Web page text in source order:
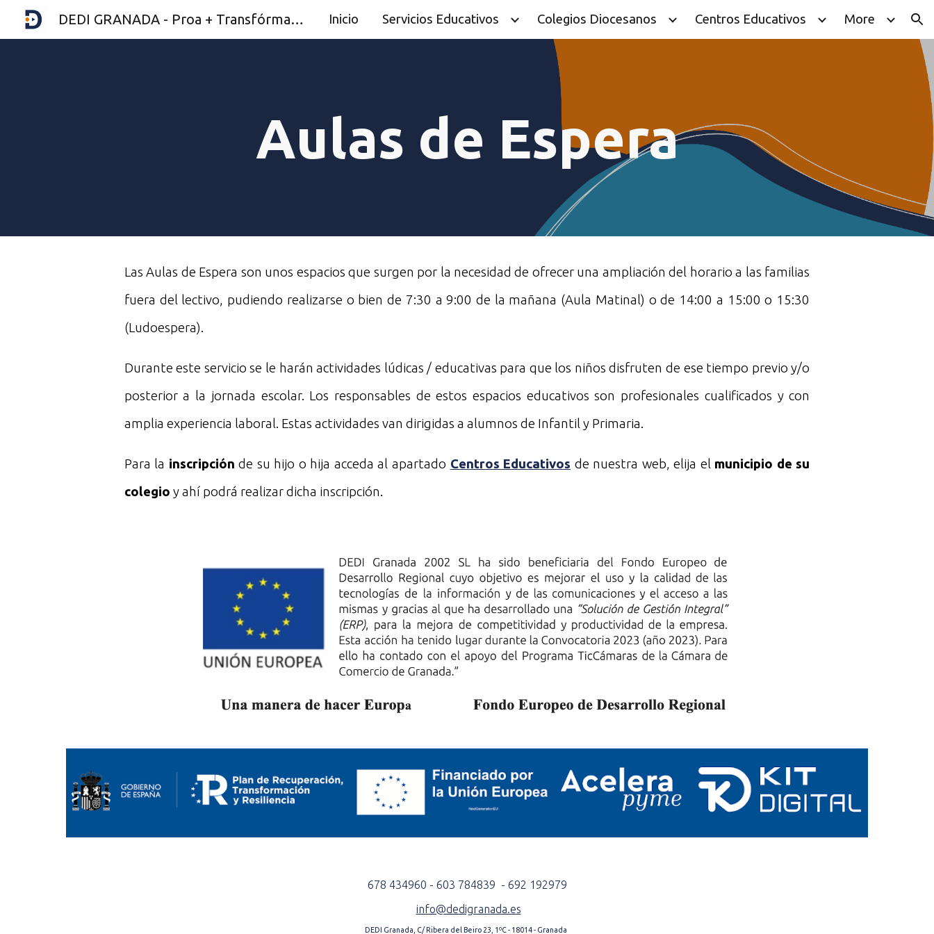
Skip to main content Skip to navigation
DEDI GRANADA - Proa + Transfórmate - Más Equidad - Actividades Extraescolares Inicio Servicios Educativos Colegios Diocesanos Centros Educativos More
Aulas de Espera
Las Aulas de Espera son unos espacios que surgen por la necesidad de ofrecer una ampliación del horario a las familias
fuera del lectivo, pudiendo realizarse o bien de 7:30 a 9:00 de la mañana (Aula Matinal) o de 14:00 a 15:00 o 15:30
(Ludoespera).
Durante este servicio se le harán actividades lúdicas / educativas para que los niños disfruten de ese tiempo previo y/o
posterior a la jornada escolar. Los responsables de estos espacios educativos son profesionales cualificados y con
amplia experiencia laboral. Estas actividades van dirigidas a alumnos de Infantil y Primaria.
Para la inscripción de su hijo o hija acceda al apartado Centros Educativos de nuestra web, elija el municipio de su
colegio y ahí podrá realizar dicha inscripción.
678 434960 - 603 784839 - 692 192979
info@dedigranada.es
DEDI Granada, C/ Ribera del Beiro 23, 1ºC - 18014 - Granada